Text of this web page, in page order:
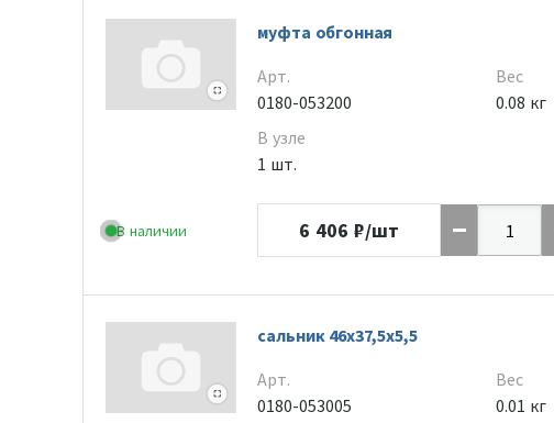
В наличии
муфта обгонная
Арт.
0180-053200
В узле
1 шт.
Вес
0.08 кг
6 406 ₽/шт
сальник 46х37,5х5,5
Арт.
0180-053005
Вес
0.01 кг